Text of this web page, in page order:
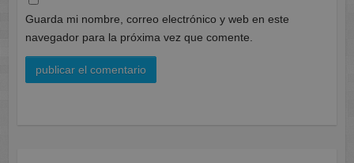
Guarda mi nombre, correo electrónico y web en este
navegador para la próxima vez que comente.